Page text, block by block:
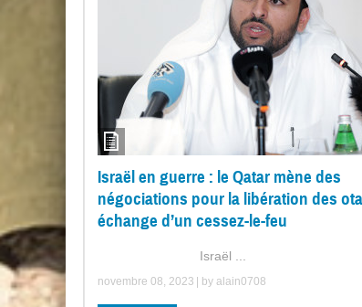
Israël en guerre : le Qatar mène des
négociations pour la libération des
échange d’un cessez-le-feu
Israël ...
novembre 08, 2023 | by alain0708